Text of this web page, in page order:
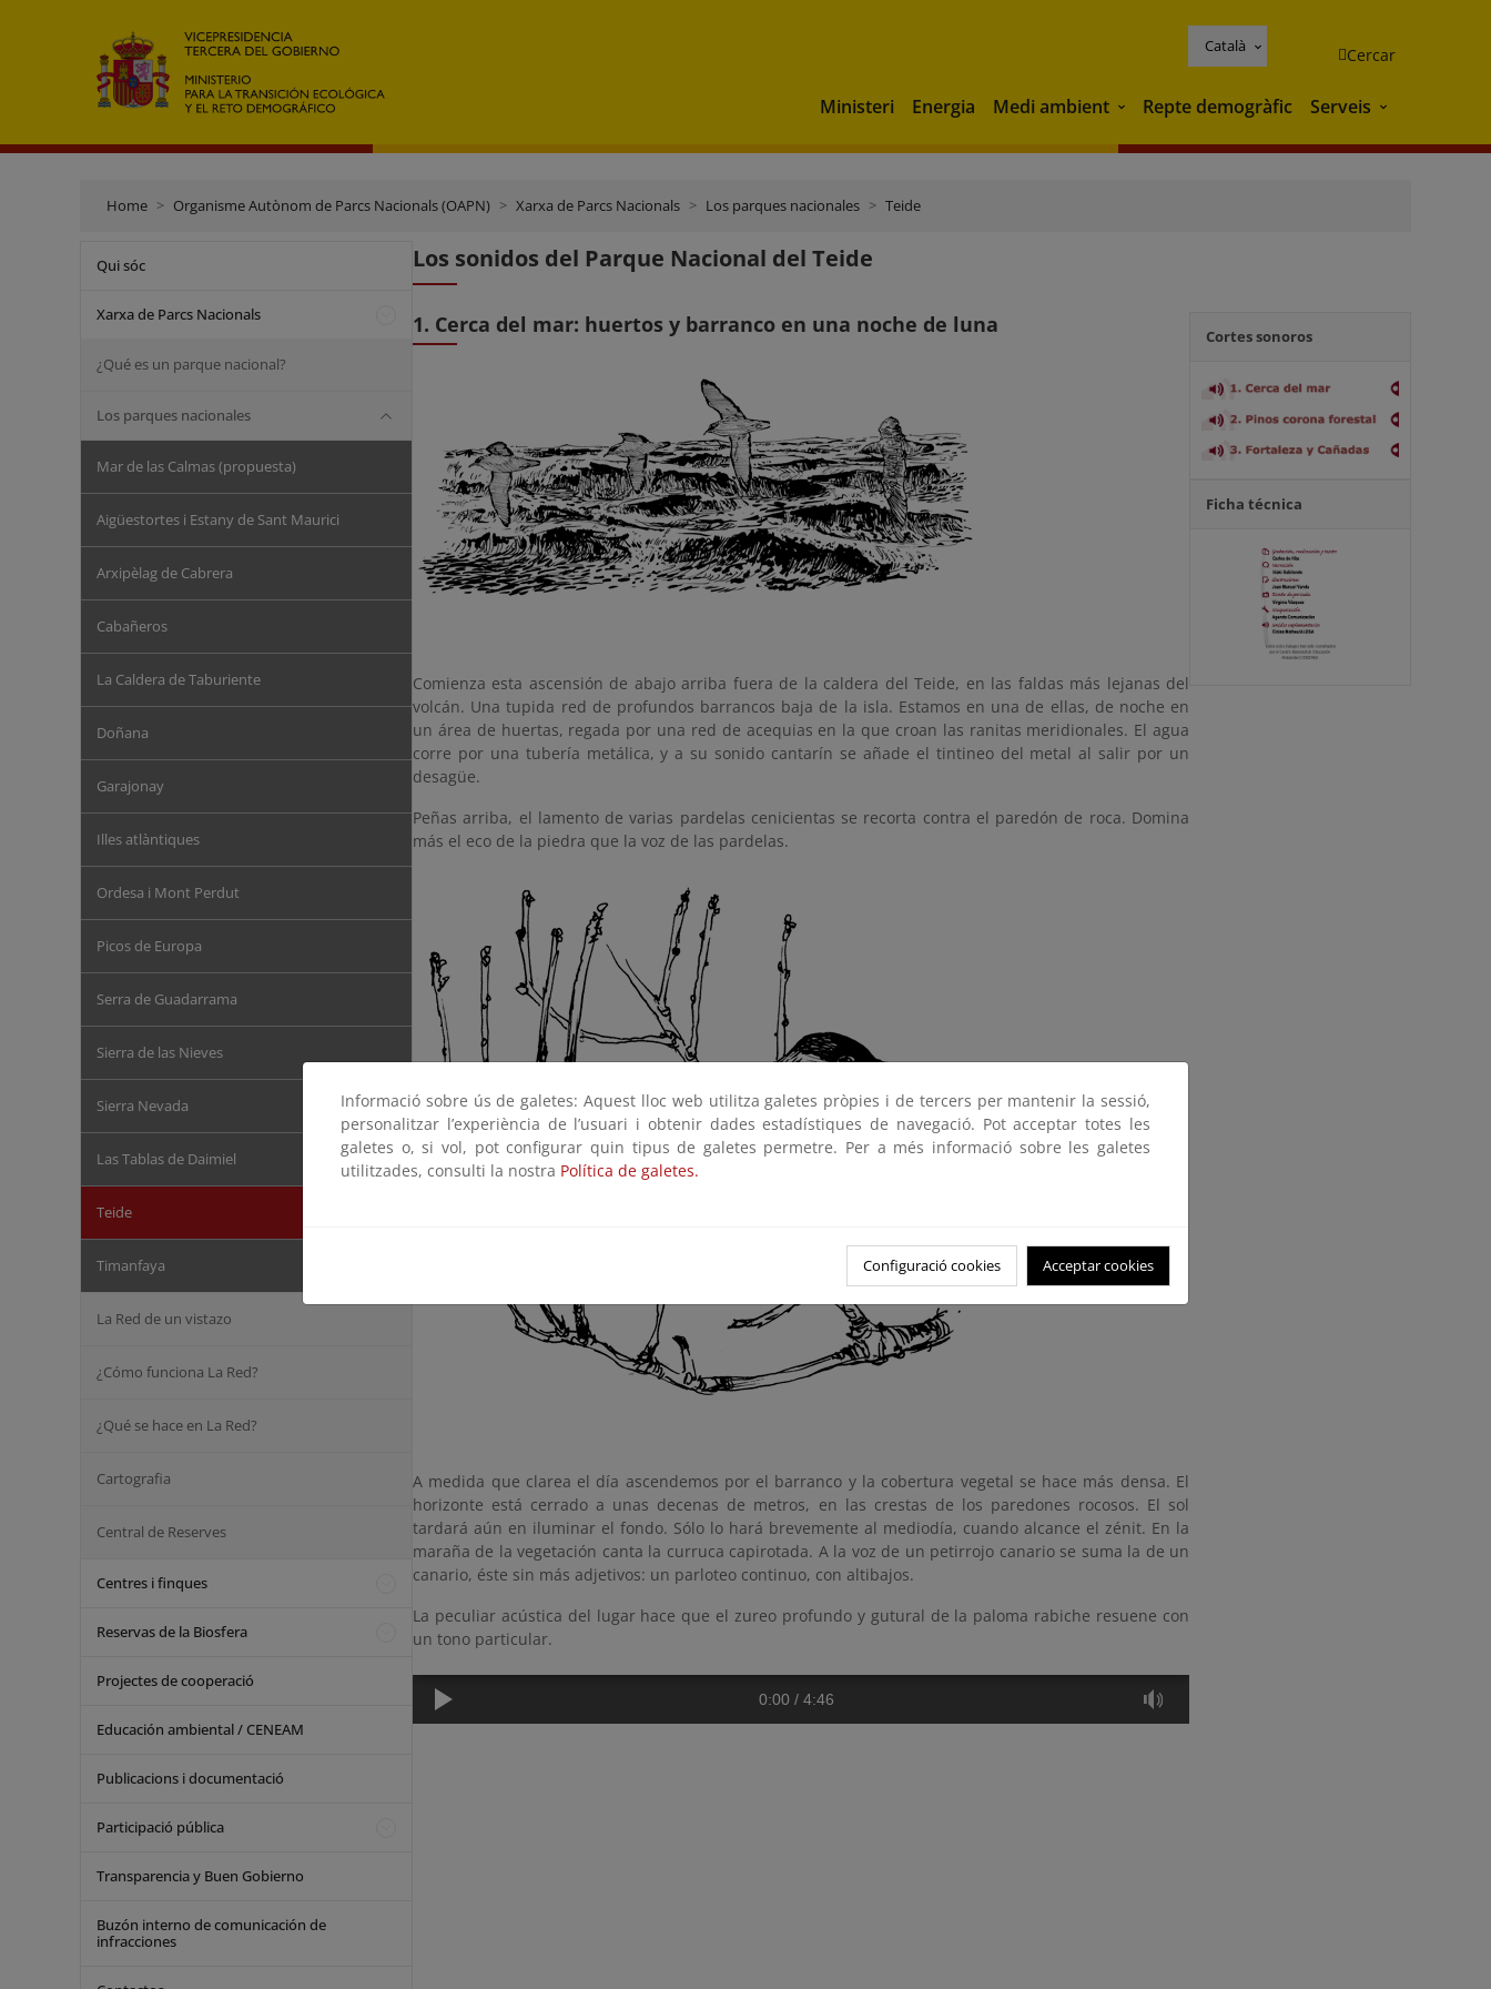
Català Cercar
Ministeri Energia Medi ambient Medi ambient
Repte demogràfic Serveis Serveis
Home Organisme Autònom de Parcs Nacionals (OAPN) Xarxa de Parcs Nacionals Los parques nacionales Teide
Qui sóc
Xarxa de Parcs Nacionals
¿Qué es un parque nacional?
Los parques nacionales
Mar de las Calmas (propuesta)
Aigüestortes i Estany de Sant Maurici
Arxipèlag de Cabrera
Cabañeros
La Caldera de Taburiente
Doñana
Garajonay
Illes atlàntiques
Ordesa i Mont Perdut
Picos de Europa
Serra de Guadarrama
Sierra de las Nieves
Sierra Nevada
Las Tablas de Daimiel
Teide
Timanfaya
La Red de un vistazo
¿Cómo funciona La Red?
¿Qué se hace en La Red?
Cartografia
Central de Reserves
Centres i finques
Reservas de la Biosfera
Projectes de cooperació
Educación ambiental / CENEAM
Publicacions i documentació
Participació pública
Transparencia y Buen Gobierno
Buzón interno de comunicación de
infracciones
Los sonidos del Parque Nacional del Teide
1. Cerca del mar: huertos y barranco en una noche de luna
Comienza esta ascensión de abajo arriba fuera de la caldera del Teide, en las faldas más lejanas del
volcán. Una tupida red de profundos barrancos baja de la isla. Estamos en una de ellas, de noche en
un área de huertas, regada por una red de acequias en la que croan las ranitas meridionales. El agua
corre por una tubería metálica, y a su sonido cantarín se añade el tintineo del metal al salir por un
desagüe.
Peñas arriba, el lamento de varias pardelas cenicientas se recorta contra el paredón de roca. Domina
más el eco de la piedra que la voz de las pardelas.
A medida que clarea el día ascendemos por el barranco y la cobertura vegetal se hace más densa. El
horizonte está cerrado a unas decenas de metros, en las crestas de los paredones rocosos. El sol
tardará aún en iluminar el fondo. Sólo lo hará brevemente al mediodía, cuando alcance el zénit. En la
maraña de la vegetación canta la curruca capirotada. A la voz de un petirrojo canario se suma la de un
canario, éste sin más adjetivos: un parloteo continuo, con altibajos.
La peculiar acústica del lugar hace que el zureo profundo y gutural de la paloma rabiche resuene con
un tono particular.
0:00 / 4:46
Cortes sonoros
Ficha técnica
Informació sobre ús de galetes: Aquest lloc web utilitza galetes pròpies i de tercers per mantenir la sessió,
personalitzar l’experiència de l’usuari i obtenir dades estadístiques de navegació. Pot acceptar totes les
galetes o, si vol, pot configurar quin tipus de galetes permetre. Per a més informació sobre les galetes
utilitzades, consulti la nostra Política de galetes.
Configuració cookies Acceptar cookies